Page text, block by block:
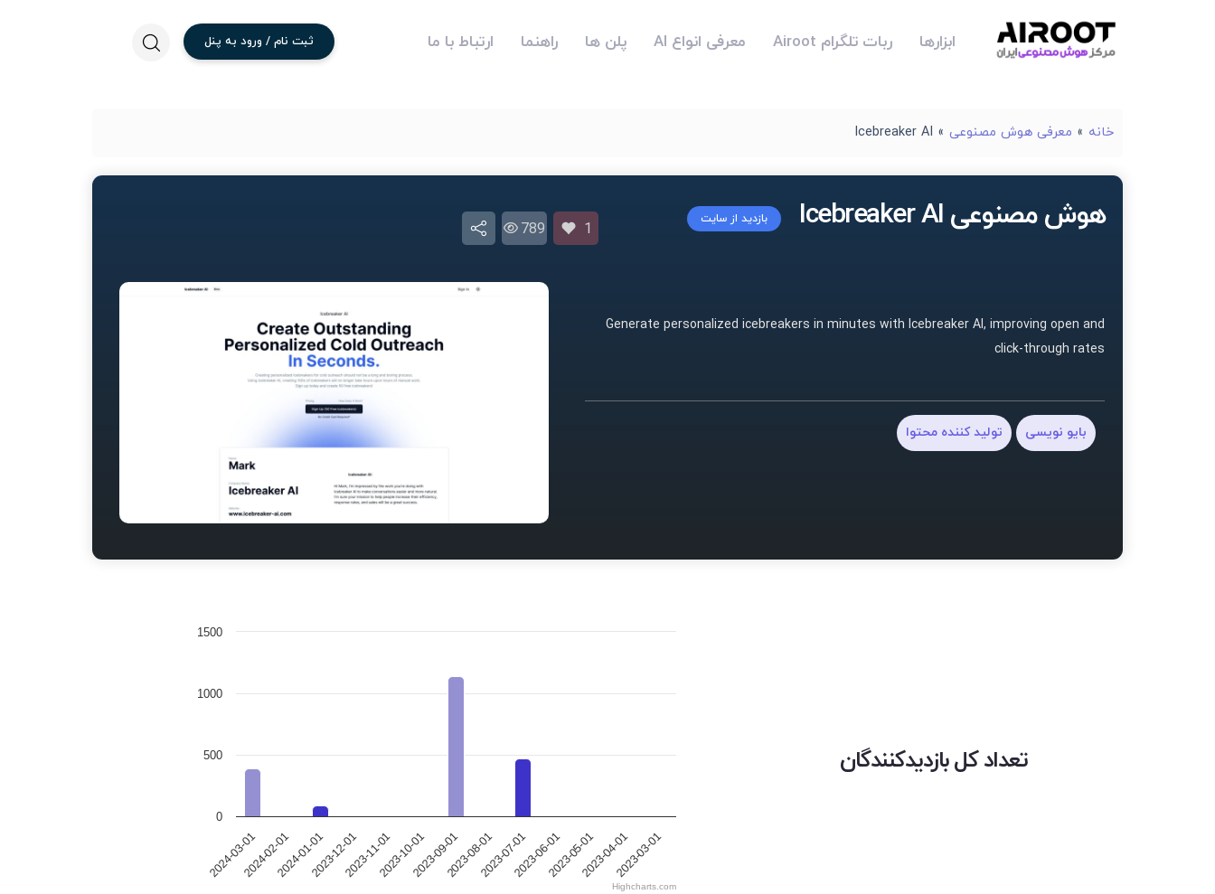
ابزارها ربات تلگرام Airoot معرفی انواع AI پلن ها راهنما ارتباط با ما ثبت نام / ورود به پنل
خانه » معرفی هوش مصنوعی »
Icebreaker AI
هوش مصنوعی Icebreaker AI بازدید از سایت
1
789
Generate personalized icebreakers in minutes with Icebreaker AI, improving open and
click-through rates
بایو نویسی تولید کننده محتوا
تعداد کل بازدیدکنندگان
2024-03-012024-02-012024-01-012023-12-012023-11-012023-10-012023-09-012023-08-012023-07-012023-06-012023-05-012023-04-012023-03-01
0
500
1000
1500
Highcharts.com